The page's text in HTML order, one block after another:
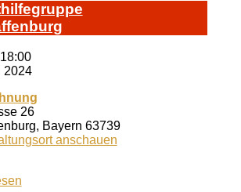
18:00
2024
26
, Bayern 63739
anschauen